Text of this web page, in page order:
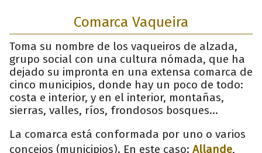
Comarca Vaqueira
Toma su nombre de los vaqueiros de alzada,
grupo social con una cultura nómada, que ha
dejado su impronta en una extensa comarca de
cinco municipios, donde hay un poco de todo:
costa e interior, y en el interior, montañas,
sierras, valles, ríos, frondosos bosques…
La comarca está conformada por uno o varios
concejos (municipios). En este caso: Allande,